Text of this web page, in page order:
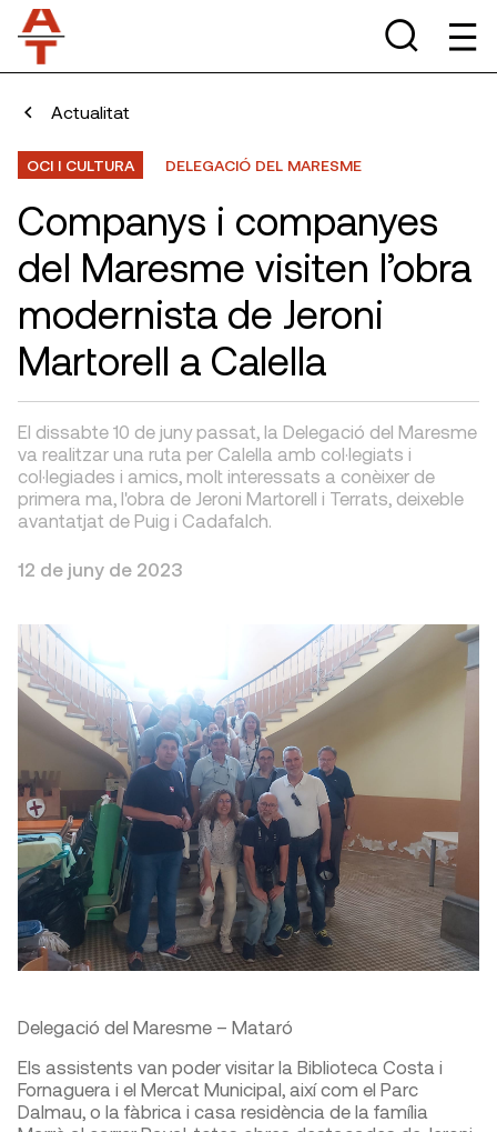
Actualitat
OCI I CULTURA DELEGACIÓ DEL MARESME
Companys i companyes
del Maresme visiten l’obra
modernista de Jeroni
Martorell a Calella
El dissabte 10 de juny passat, la Delegació del Maresme
va realitzar una ruta per Calella amb col·legiats i
col·legiades i amics, molt interessats a conèixer de
primera ma, l'obra de Jeroni Martorell i Terrats, deixeble
avantatjat de Puig i Cadafalch.
12 de juny de 2023
Delegació del Maresme – Mataró
Els assistents van poder visitar la Biblioteca Costa i
Fornaguera i el Mercat Municipal, així com el Parc
Dalmau, o la fàbrica i casa residència de la família